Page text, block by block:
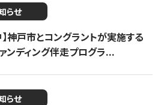
らせ
神戸市とコングラントが実施する
ンディング伴走プログラ...
らせ